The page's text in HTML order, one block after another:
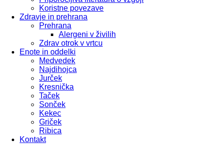
Koristne povezave
Zdravje in prehrana
Prehrana
Alergeni v živilih
Zdrav otrok v vrtcu
Enote in oddelki
Medvedek
Najdihojca
Jurček
Kresnička
Taček
Sonček
Kekec
Griček
Ribica
Kontakt